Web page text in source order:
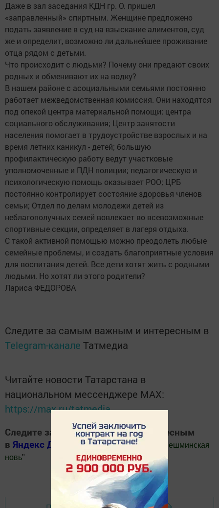
Даже в зал заседания КДН гр. О. пришел
«заправленный» спиртным. Женщине предложено
подать заявление в суд на взыскание алиментов, суд
же и определит, возможно ли дальнейшее проживание
отца рядом с детьми.
Что происходит с людьми? Почему они предают своих
родных и обменивают их на водку?
В нашем районе с асоциальными семьями постоянно
работает межведомственная комиссия. Они находятся
под опекой центра материальной помощи; центра
социального обслуживания; Центр занятости
населения помогает в трудоустройстве взрослых и на
время летних каникул - детей; большую
профилактическую работу ведут участковые
уполномоченные и ПДН полиции; педагогическую и
психологическую помощь оказывает РОО; ЦРБ
постоянно контролирует состояние здоровья членов
семьи; Отдел по делам молодежи детей из
неблагополучных семей вовлекает во всевозможные
спортивные секции, определяет в лагеря отдыха.
С такой активной помощью можно преодолеть любые
семейные проблемы, и создать благоприятные условия
для воспитания детей. Все дети хотят жить с родными
людьми. Но хотят ли этого родители?
Лариса ФЕДОРОВА
Следите за самым важным и интересным в
Telegram-канале Татмедиа
Читайте новости Татарстана в
национальном мессенджере MАХ:
https://max.ru/tatmedia
Следите за самым важным и интересным
в Яндекс Дзен иТелеграм канале
Шешминская
новь"
Добавить Шешминскую новь в Яндекс.Новости